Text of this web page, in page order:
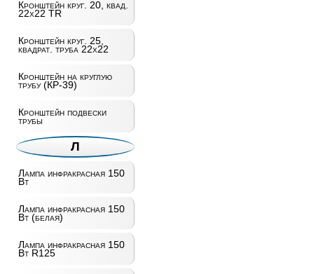
Кронштейн круг. 20, квад.
22х22 TR
Кронштейн круг. 25,
квадрат. труба 22х22
Кронштейн на круглую
трубу (КР-39)
Кронштейн подвески
трубы
Л
Лампа инфракрасная 150
Вт
Лампа инфракрасная 150
Вт (белая)
Лампа инфракрасная 150
Вт R125